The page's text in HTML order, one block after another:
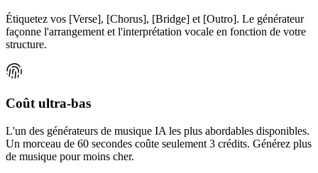
Étiquetez vos [Verse], [Chorus], [Bridge] et [Outro]. Le générateur
façonne l'arrangement et l'interprétation vocale en fonction de votre
structure.
Coût ultra-bas
L'un des générateurs de musique IA les plus abordables disponibles.
Un morceau de 60 secondes coûte seulement 3 crédits. Générez plus
de musique pour moins cher.